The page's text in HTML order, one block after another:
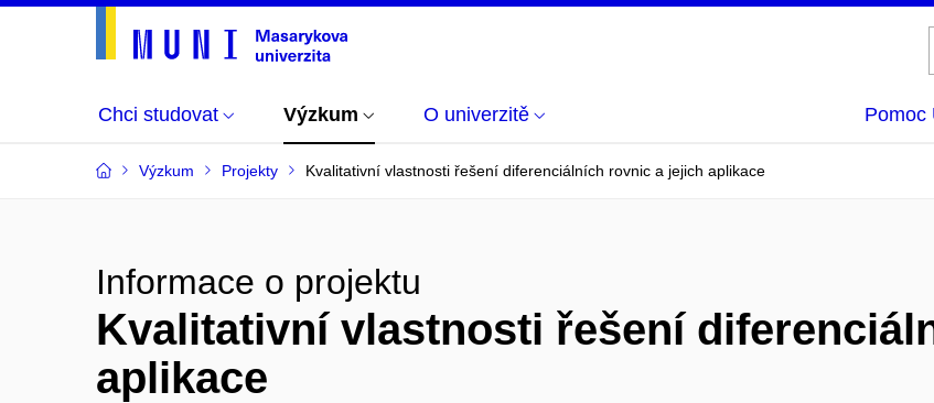
Chci studovat Výzkum O univerzitě Pomoc
Výzkum Projekty Kvalitativní vlastnosti řešení diferenciálních rovnic a jejich aplikace
Informace o projektu
Kvalitativní vlastnosti řešení
aplikace